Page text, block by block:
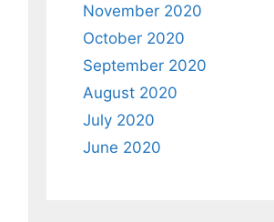
November 2020
October 2020
September 2020
August 2020
July 2020
June 2020